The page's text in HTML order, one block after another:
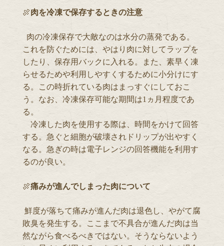
🍖肉を冷凍で保存するときの注意
肉の冷凍保存で大敵なのは水分の蒸発である。
これを防ぐためには、やはり肉に対してラップを
したり、保存用バックに入れる。また、素早く凍
らせるためや利用しやすくするために小分けにす
る。この時折れている肉はまっすぐにしておこ
う。なお、冷凍保存可能な期間は1ヵ月程度であ
る。
冷凍した肉を使用する際は、時間をかけて回答
する。急ぐと細胞が破壊されドリップが出やすく
なる。急ぎの時は電子レンジの回答機能を利用す
るのが良い。
🍖痛みが進んでしまった肉について
鮮度が落ちて痛みが進んだ肉は退色し、やがて腐
敗臭を発生する。ここまで不具合が進んだ肉は当
然ながら食べるべきではない。そうならないよう